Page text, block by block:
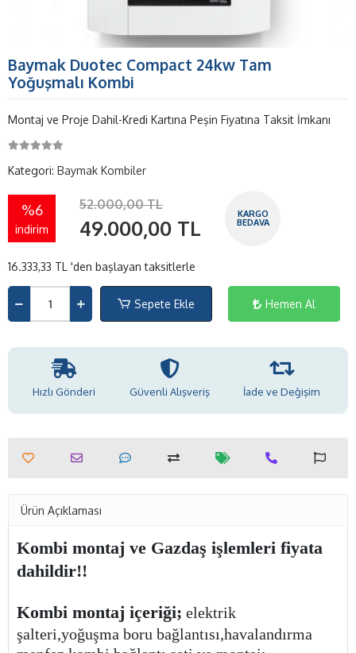
Baymak Duotec Compact 24kw Tam
Yoğuşmalı Kombi
Montaj ve Proje Dahil-Kredi Kartına Peşin Fiyatına Taksit İmkanı
Kategori: Baymak Kombiler
%6
indirim
52.000,00 TL
49.000,00 TL
KARGO
BEDAVA
16.333,33 TL 'den başlayan taksitlerle
Sepete Ekle Hemen Al
Hızlı Gönderi Güvenli Alışveriş İade ve Değişim
Ürün Açıklaması
Kombi montaj ve Gazdaş işlemleri fiyata
dahildir!!
Kombi montaj içeriği; elektrik
şalteri,yoğuşma boru bağlantısı,havalandırma